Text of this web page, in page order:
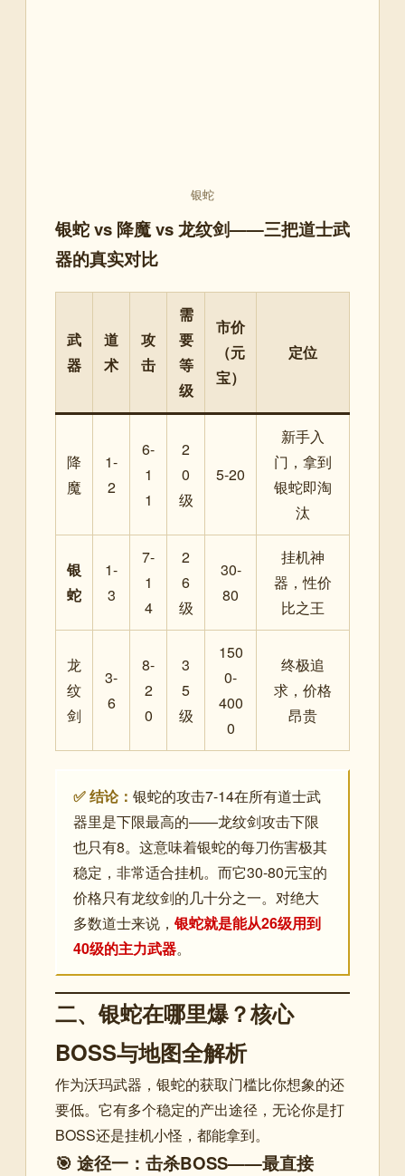
银蛇
银蛇 vs 降魔 vs 龙纹剑——三把道士武
器的真实对比
武
器
道
术
攻
击
需
要
等
级
市价
（元
宝）
定位
降
魔
1-
2
6-
1
1
2
0
级
5-20
新手入
门，拿到
银蛇即淘
汰
银
蛇
1-
3
7-
1
4
2
6
级
30-
80
挂机神
器，性价
比之王
龙
纹
剑
3-
6
8-
2
0
3
5
级
150
0-
400
0
终极追
求，价格
昂贵
✅ 结论： 银蛇的攻击7-14在所有道士武
器里是下限最高的——龙纹剑攻击下限
也只有8。这意味着银蛇的每刀伤害极其
稳定，非常适合挂机。而它30-80元宝的
价格只有龙纹剑的几十分之一。对绝大
多数道士来说，银蛇就是能从26级用到
40级的主力武器。
二、银蛇在哪里爆？核心
BOSS与地图全解析
作为沃玛武器，银蛇的获取门槛比你想象的还
要低。它有多个稳定的产出途径，无论你是打
BOSS还是挂机小怪，都能拿到。
🎯 途径一：击杀BOSS——最直接